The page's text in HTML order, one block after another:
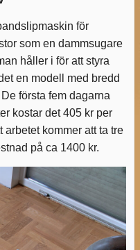
för
som en dammsugare
håller i för att styra
en modell med bredd
första fem dagarna
kostar det 405 kr per
kommer att ta tre
på ca 1400 kr.